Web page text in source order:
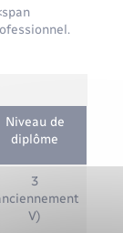
Niveau de
diplôme
3
V)